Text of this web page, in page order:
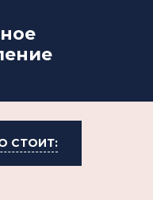
СТОИТ: